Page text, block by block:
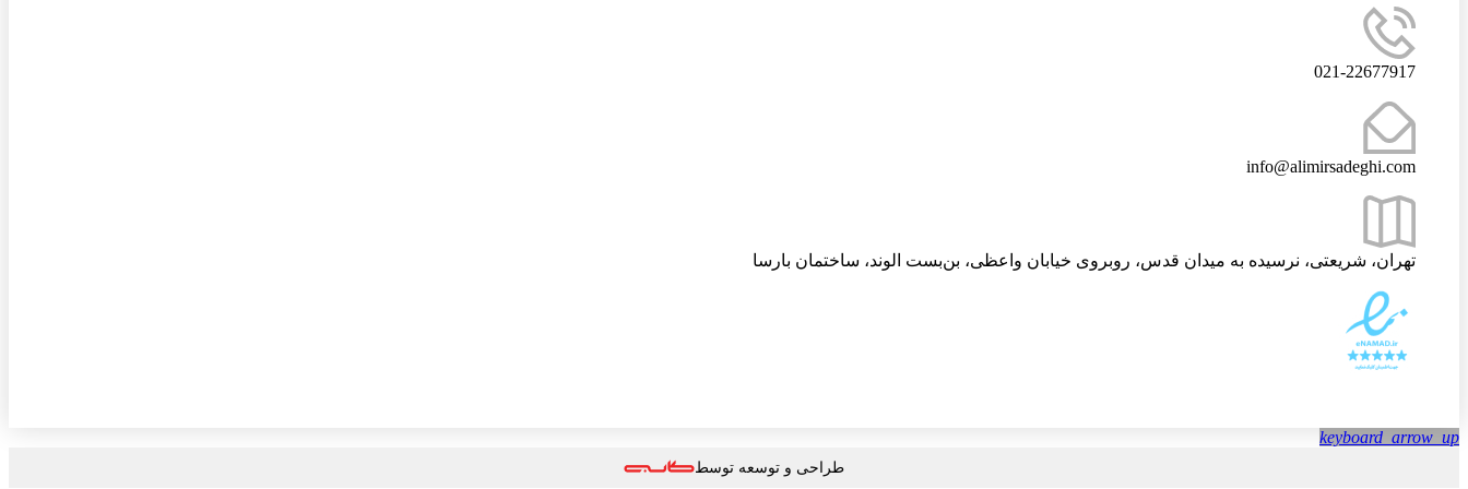
021-22677917
info@alimirsadeghi.com
تهران، شریعتی، نرسیده به میدان قدس، روبروی خیابان واعظی، بن‌بست الوند، ساختمان بارسا
keyboard_arrow_up
طراحی و توسعه توسط